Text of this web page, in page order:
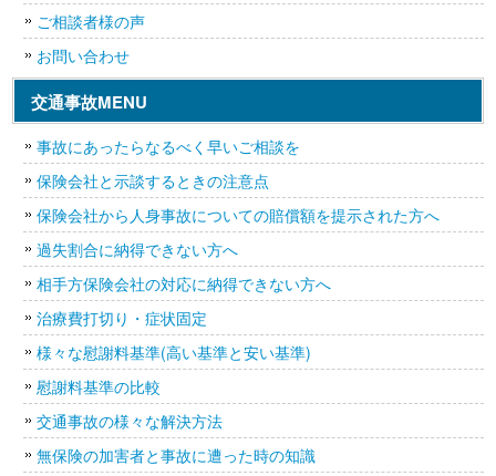
ご相談者様の声
お問い合わせ
交通事故MENU
事故にあったらなるべく早いご相談を
保険会社と示談するときの注意点
保険会社から人身事故についての賠償額を提示された方へ
過失割合に納得できない方へ
相手方保険会社の対応に納得できない方へ
治療費打切り・症状固定
様々な慰謝料基準(高い基準と安い基準)
慰謝料基準の比較
交通事故の様々な解決方法
無保険の加害者と事故に遭った時の知識